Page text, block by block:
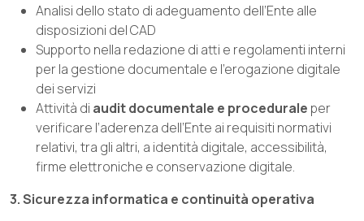
Analisi dello stato di adeguamento dell’Ente alle
disposizioni del CAD
Supporto nella redazione di atti e regolamenti interni
per la gestione documentale e l’erogazione digitale
dei servizi
Attività di audit documentale e procedurale per
verificare l’aderenza dell’Ente ai requisiti normativi
relativi, tra gli altri, a identità digitale, accessibilità,
firme elettroniche e conservazione digitale.
3. Sicurezza informatica e continuità operativa